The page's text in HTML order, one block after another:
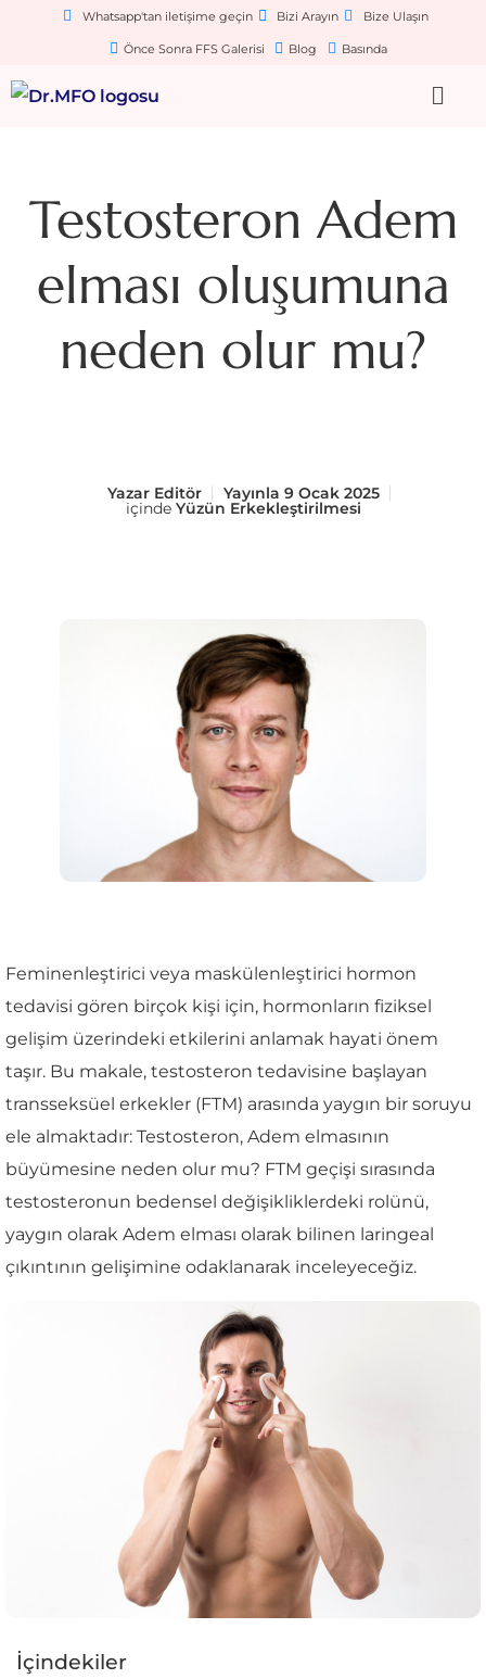
Whatsapp'tan iletişime geçin Bizi Arayın Bize Ulaşın
Önce Sonra FFS Galerisi Blog Basında
Testosteron Adem
elması oluşumuna
neden olur mu?
YazarEditör Yayınla 9 Ocak 2025
içinde Yüzün Erkekleştirilmesi
Feminenleştirici veya maskülenleştirici hormon
tedavisi gören birçok kişi için, hormonların fiziksel
gelişim üzerindeki etkilerini anlamak hayati önem
taşır. Bu makale, testosteron tedavisine başlayan
transseksüel erkekler (FTM) arasında yaygın bir soruyu
ele almaktadır: Testosteron, Adem elmasının
büyümesine neden olur mu? FTM geçişi sırasında
testosteronun bedensel değişikliklerdeki rolünü,
yaygın olarak Adem elması olarak bilinen laringeal
çıkıntının gelişimine odaklanarak inceleyeceğiz.
İçindekiler